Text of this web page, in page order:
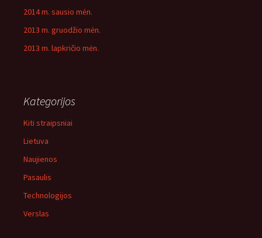
2014 m. sausio mėn.
2013 m. gruodžio mėn.
2013 m. lapkričio mėn.
Kategorijos
Kiti straipsniai
Lietuva
Naujienos
Pasaulis
Technologijos
Verslas